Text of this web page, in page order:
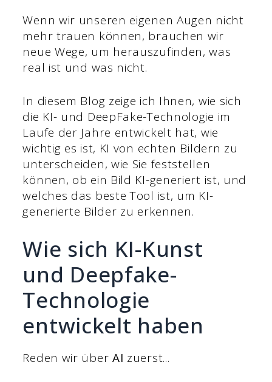
Wenn wir unseren eigenen Augen nicht
mehr trauen können, brauchen wir
neue Wege, um herauszufinden, was
real ist und was nicht.
In diesem Blog zeige ich Ihnen, wie sich
die KI- und DeepFake-Technologie im
Laufe der Jahre entwickelt hat, wie
wichtig es ist, KI von echten Bildern zu
unterscheiden, wie Sie feststellen
können, ob ein Bild KI-generiert ist, und
welches das beste Tool ist, um KI-
generierte Bilder zu erkennen.
Wie sich KI-Kunst
und Deepfake-
Technologie
entwickelt haben
Reden wir über AI zuerst...